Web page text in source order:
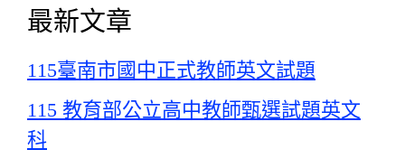
最新文章
115臺南市國中正式教師英文試題
115 教育部公立高中教師甄選試題英文
科